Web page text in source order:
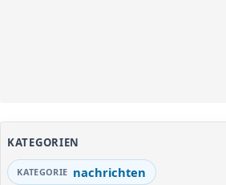
KATEGORIEN
nachrichten